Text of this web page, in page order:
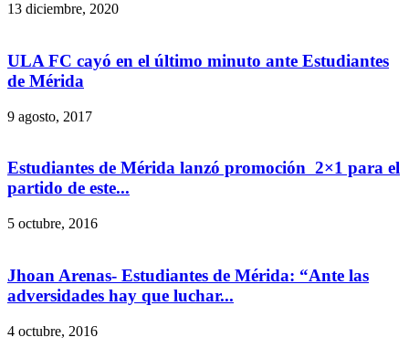
13 diciembre, 2020
ULA FC cayó en el último minuto ante Estudiantes
de Mérida
9 agosto, 2017
Estudiantes de Mérida lanzó promoción 2×1 para el
partido de este...
5 octubre, 2016
Jhoan Arenas- Estudiantes de Mérida: “Ante las
adversidades hay que luchar...
4 octubre, 2016